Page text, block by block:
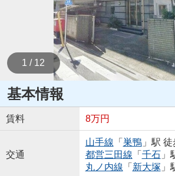
1 / 12
基本情報
賃料 8万円
交通
山手線 「 巣鴨」駅 徒
都営三田線 「 千石」
丸ノ内線 「 新大塚 」